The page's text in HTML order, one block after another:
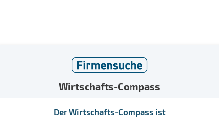
Wirtschafts-Compass
Der Wirtschafts-Compass ist